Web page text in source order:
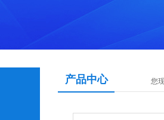
产品中心 您